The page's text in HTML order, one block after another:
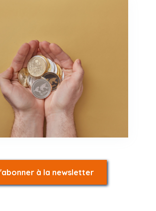
à la newsletter